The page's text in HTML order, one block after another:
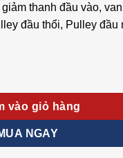
thanh đầu vào,
đầu thổi, Pulley đầu
số lượng
vào giỏ hàng
NGAY